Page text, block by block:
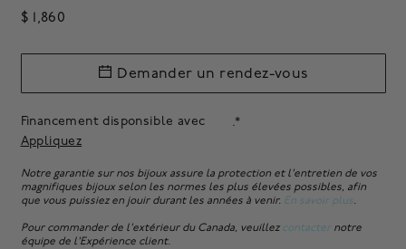
$ 1,860
Financement disponsible avec
.*
Appliquez
Demander un rendez-vous
Notre garantie sur nos bijoux assure la protection et l'entretien de vos
magnifiques bijoux selon les normes les plus élevées possibles, afin
que vous puissiez en jouir durant les années à venir. En savoir plus.
Pour commander de l'extérieur du Canada, veuillez contacternotre
équipe de l'Expérience client.